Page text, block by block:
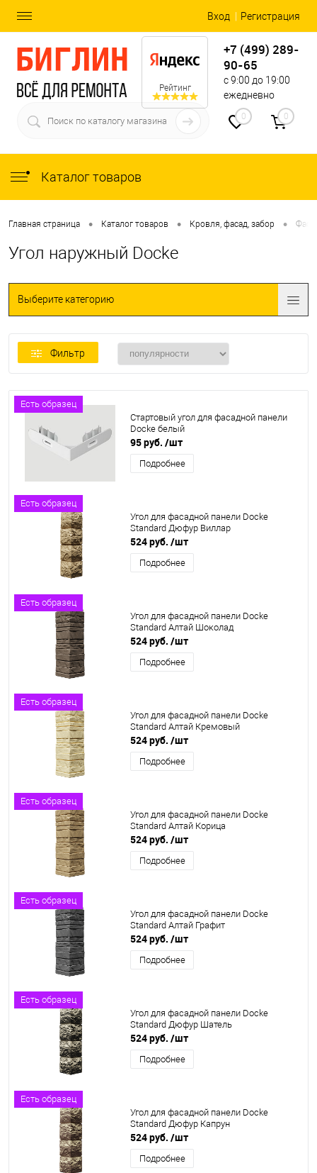
Вход Регистрация
Рейтинг
+7 (499) 289-
90-65
с 9:00 до 19:00
ежедневно
0 0
Каталог товаров
Главная страница • Каталог товаров • Кровля, фасад, забор •
Угол наружный Docke
Выберите категорию
Фильтр
Есть образец
Стартовый угол для фасадной панели
Docke белый
95 руб. /шт
Подробнее
Есть образец
Угол для фасадной панели Docke
Standard Дюфур Виллар
524 руб. /шт
Подробнее
Есть образец
Угол для фасадной панели Docke
Standard Алтай Шоколад
524 руб. /шт
Подробнее
Есть образец
Угол для фасадной панели Docke
Standard Алтай Кремовый
524 руб. /шт
Подробнее
Есть образец
Угол для фасадной панели Docke
Standard Алтай Корица
524 руб. /шт
Подробнее
Есть образец
Угол для фасадной панели Docke
Standard Алтай Графит
524 руб. /шт
Подробнее
Есть образец
Угол для фасадной панели Docke
Standard Дюфур Шатель
524 руб. /шт
Подробнее
Есть образец
Угол для фасадной панели Docke
Standard Дюфур Капрун
524 руб. /шт
Подробнее